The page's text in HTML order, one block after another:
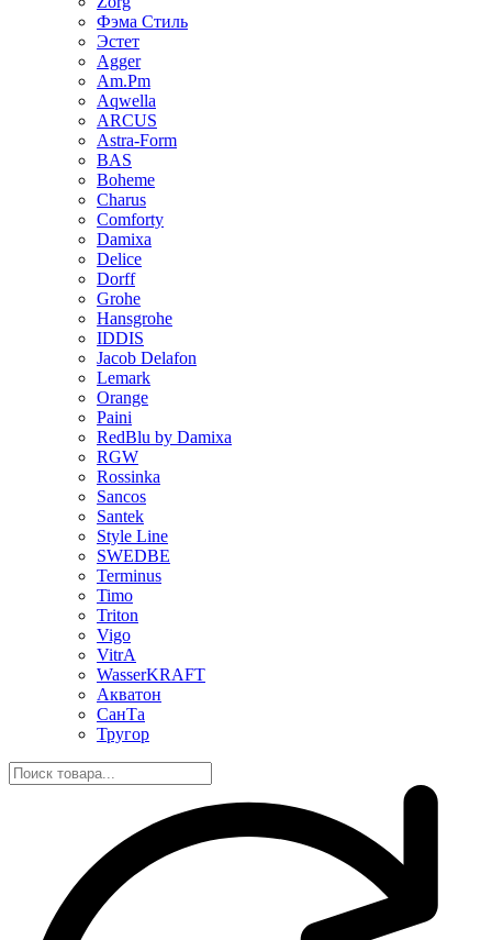
Фэма Стиль
Эстет
Agger
Am.Pm
Aqwella
ARCUS
Astra-Form
BAS
Boheme
Charus
Comforty
Damixa
Delice
Dorff
Grohe
Hansgrohe
IDDIS
Jacob Delafon
Lemark
Orange
Paini
RedBlu by Damixa
RGW
Rossinka
Sancos
Santek
Style Line
SWEDBE
Terminus
Timo
Triton
Vigo
VitrA
WasserKRAFT
Акватон
СанТа
Тругор